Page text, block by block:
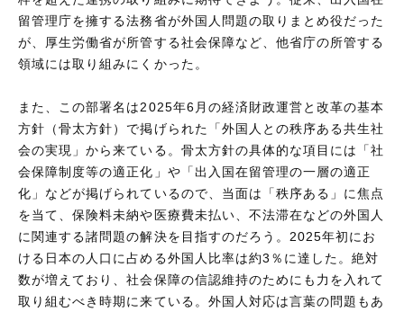
留管理庁を擁する法務省が外国人問題の取りまとめ役だった
が、厚生労働省が所管する社会保障など、他省庁の所管する
領域には取り組みにくかった。
また、この部署名は2025年6月の経済財政運営と改革の基本
方針（骨太方針）で掲げられた「外国人との秩序ある共生社
会の実現」から来ている。骨太方針の具体的な項目には「社
会保障制度等の適正化」や「出入国在留管理の一層の適正
化」などが掲げられているので、当面は「秩序ある」に焦点
を当て、保険料未納や医療費未払い、不法滞在などの外国人
に関連する諸問題の解決を目指すのだろう。2025年初にお
ける日本の人口に占める外国人比率は約3％に達した。絶対
数が増えており、社会保障の信認維持のためにも力を入れて
取り組むべき時期に来ている。外国人対応は言葉の問題もあ